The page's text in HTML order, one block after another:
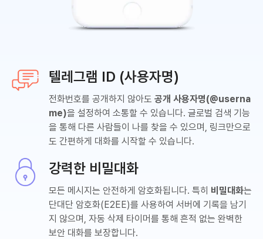
텔레그램 ID (사용자명)
전화번호를 공개하지 않아도 공개 사용자명(@userna
me)을 설정하여 소통할 수 있습니다. 글로벌 검색 기능
을 통해 다른 사람들이 나를 찾을 수 있으며, 링크만으로
도 간편하게 대화를 시작할 수 있습니다.
강력한 비밀대화
모든 메시지는 안전하게 암호화됩니다. 특히 비밀대화는
단대단 암호화(E2EE)를 사용하여 서버에 기록을 남기
지 않으며, 자동 삭제 타이머를 통해 흔적 없는 완벽한
보안 대화를 보장합니다.